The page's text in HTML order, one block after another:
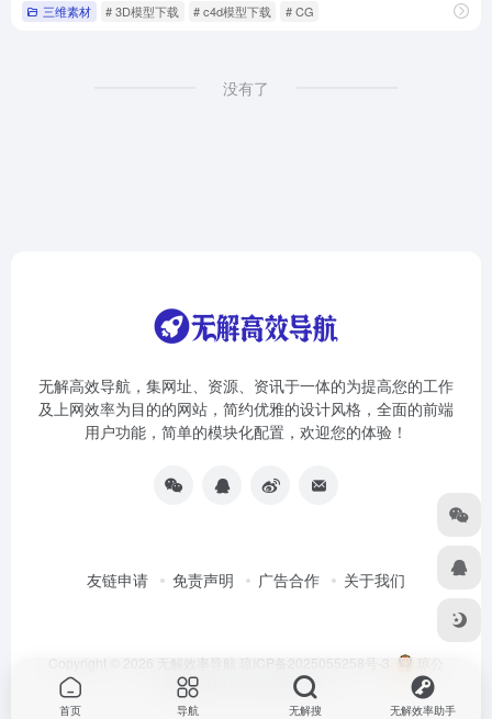
三维素材 # 3D模型下载 # c4d模型下载 # CG
没有了
无解高效导航，集网址、资源、资讯于一体的为提高您的工作
及上网效率为目的的网站，简约优雅的设计风格，全面的前端
用户功能，简单的模块化配置，欢迎您的体验！
友链申请 免责声明 广告合作 关于我们
Copyright © 2026 无解效率导航 琼ICP备2025055258号-3
琼公
网安备46010002000981号
首页 导航 无解搜 无解效率助手